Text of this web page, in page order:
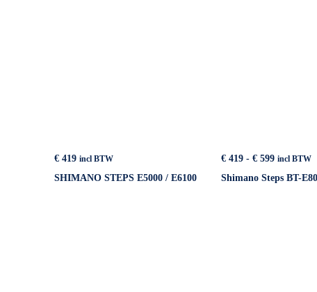
€419 incl BTW
SHIMANO STEPS E5000 / E6100
€ 419 - € 599Prijsklasse:
tot
incl BTW
Shimano Steps BT-